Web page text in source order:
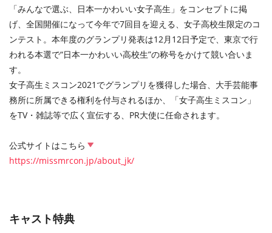
「みんなで選ぶ、日本一かわいい女子高生」をコンセプトに掲
げ、全国開催になって今年で7回目を迎える、女子高校生限定のコ
ンテスト。本年度のグランプリ発表は12月12日予定で、東京で行
われる本選で“日本一かわいい高校生”の称号をかけて競い合いま
す。
女子高生ミスコン2021でグランプリを獲得した場合、大手芸能事
務所に所属できる権利を付与されるほか、「女子高生ミスコン」
をTV・雑誌等で広く宣伝する、PR大使に任命されます。
公式サイトはこちら
https://missmrcon.jp/about_jk/
キャスト特典